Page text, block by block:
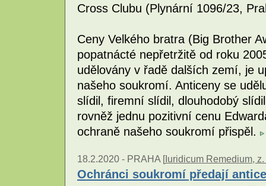
Cross Clubu (Plynární 1096/23,
Ceny Velkého bratra (Big Brother
popatnácté nepřetržitě od roku
udělovány v řadě dalších zemí, je
našeho soukromí. Anticeny se
slídil, firemní slídil, dlouhodobý
rovněž jednu pozitivní cenu
ochraně našeho soukromí přispěl.
18.2.2020 - PRAHA [Iuridicum Remedium, z.
Ochránci soukromí předají